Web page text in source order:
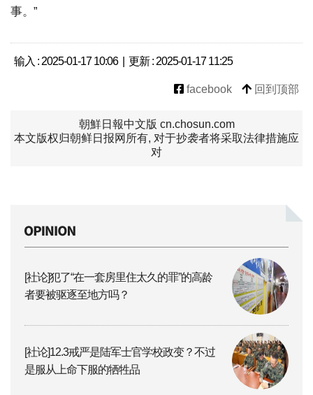
事。”
输入 : 2025-01-17 10:06 | 更新 : 2025-01-17 11:25
facebook 回到顶部
朝鮮日報中文版 cn.chosun.com
本文版权归朝鲜日报网所有, 对于抄袭者将采取法律措施应
对
[社论]犯了“在一套房里住太久的罪”的高龄
者要被驱逐至地方吗？
[社论]12.3戒严是陆军士官学校政变？不过
是服从上命下服的牺牲品